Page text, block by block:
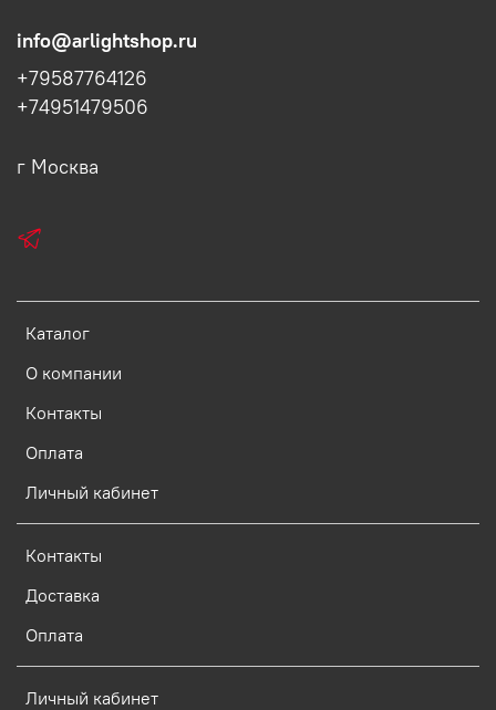
Каталог
О компании
Контакты
Оплата
Личный кабинет
Контакты
Доставка
Оплата
Личный кабинет
info@arlightshop.ru
+79587764126
+74951479506
г Москва